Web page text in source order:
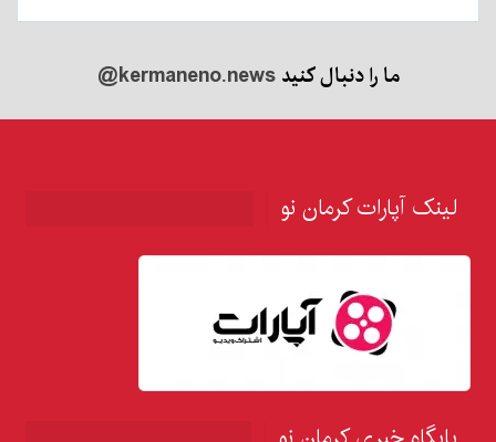
ما را دنبال کنید@kermaneno.news
لینک آپارات کرمان نو